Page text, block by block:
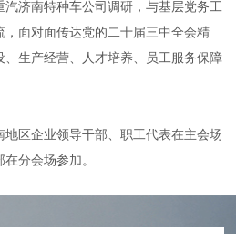
济南特种车公司调研，与基层党务工
面对面传达党的二十届三中全会精
生产经营、人才培养、员工服务保障
区企业领导干部、职工代表在主会场
分会场参加。